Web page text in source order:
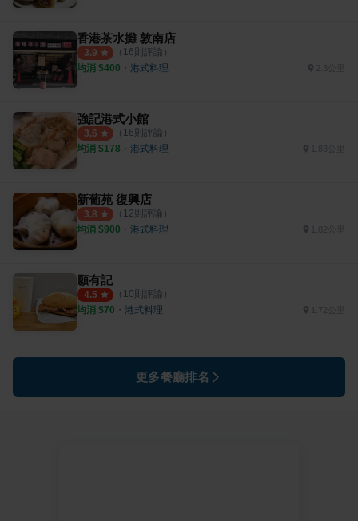
香港茶水攤 敦南店
3.9 （ 16則評論）
均消 $400 ・ 港式料理
強記港式小館
3.6 （ 16則評論）
均消 $178 ・ 港式料理
新葡苑 復興店
3.8 （ 12則評論）
均消 $900 ・ 港式料理
願有記
4.5 （ 10則評論）
均消 $70 ・ 港式料理
更多餐廳排名